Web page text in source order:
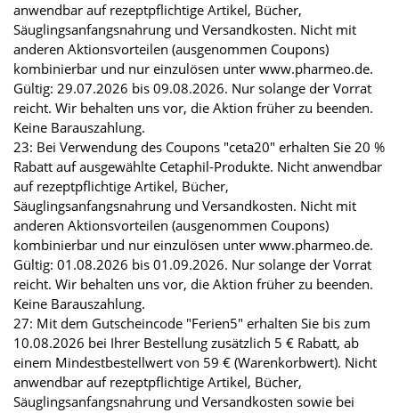
anwendbar auf rezeptpflichtige Artikel, Bücher,
Säuglingsanfangsnahrung und Versandkosten. Nicht mit
anderen Aktionsvorteilen (ausgenommen Coupons)
kombinierbar und nur einzulösen unter www.pharmeo.de.
Gültig: 29.07.2026 bis 09.08.2026. Nur solange der Vorrat
reicht. Wir behalten uns vor, die Aktion früher zu beenden.
Keine Barauszahlung.
23: Bei Verwendung des Coupons "ceta20" erhalten Sie 20 %
Rabatt auf ausgewählte Cetaphil-Produkte. Nicht anwendbar
auf rezeptpflichtige Artikel, Bücher,
Säuglingsanfangsnahrung und Versandkosten. Nicht mit
anderen Aktionsvorteilen (ausgenommen Coupons)
kombinierbar und nur einzulösen unter www.pharmeo.de.
Gültig: 01.08.2026 bis 01.09.2026. Nur solange der Vorrat
reicht. Wir behalten uns vor, die Aktion früher zu beenden.
Keine Barauszahlung.
27: Mit dem Gutscheincode "Ferien5" erhalten Sie bis zum
10.08.2026 bei Ihrer Bestellung zusätzlich 5 € Rabatt, ab
einem Mindestbestellwert von 59 € (Warenkorbwert). Nicht
anwendbar auf rezeptpflichtige Artikel, Bücher,
Säuglingsanfangsnahrung und Versandkosten sowie bei